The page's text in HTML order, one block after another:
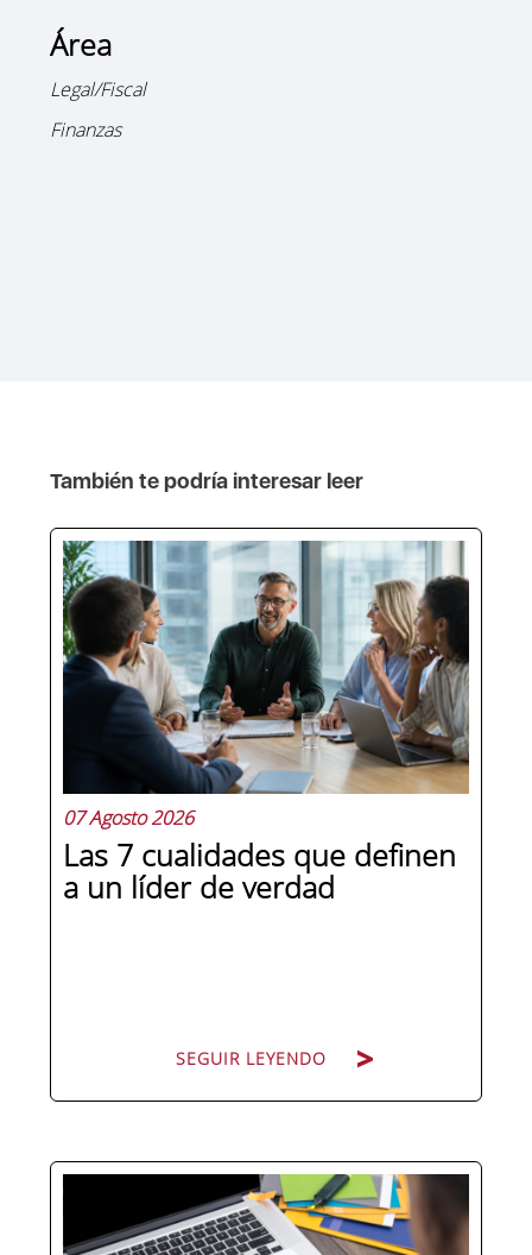
Área
Legal/Fiscal
Finanzas
También te podría interesar leer
07 Agosto 2026
Las 7 cualidades que definen
a un líder de verdad
SEGUIR LEYENDO
Hay personas que ocupan puestos de
dirección y hay personas que lideran.
La diferencia no está en el cargo ni en